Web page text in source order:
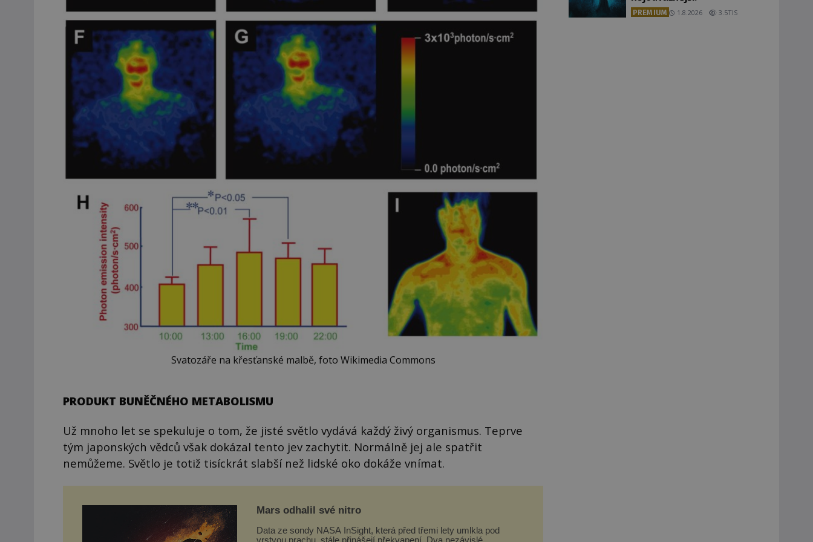
Svatozáře na křesťanské malbě, foto Wikimedia Commons
PRODUKT BUNĚČNÉHO METABOLISMU
Už mnoho let se spekuluje o tom, že jisté světlo vydává každý živý organismus. Teprve
tým japonských vědců však dokázal tento jev zachytit. Normálně jej ale spatřit
nemůžeme. Světlo je totiž tisíckrát slabší než lidské oko dokáže vnímat.
Mars odhalil své nitro
Data ze sondy NASA InSight, která před třemi lety umlkla pod
vrstvou prachu, stále přinášejí překvapení. Dva nezávislé
PREMIUM 1.8.2026 3.5TIS